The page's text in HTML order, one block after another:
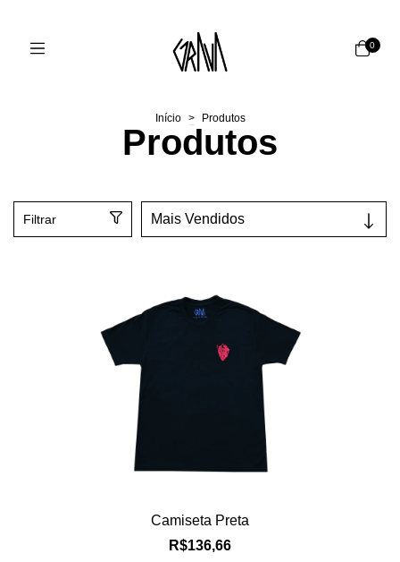
0
Início > Produtos
Produtos
Filtrar
Camiseta Preta
R$136,66